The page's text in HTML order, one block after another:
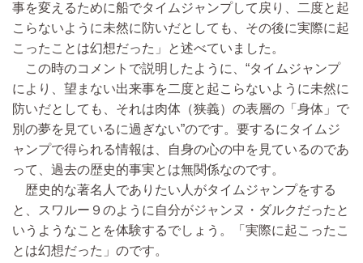
事を変えるために船でタイムジャンプして戻り、二度と起
こらないように未然に防いだとしても、その後に実際に起
こったことは幻想だった」と述べていました。
この時のコメントで説明したように、“タイムジャンプ
により、望まない出来事を二度と起こらないように未然に
防いだとしても、それは肉体（狭義）の表層の「身体」で
別の夢を見ているに過ぎない”のです。要するにタイムジ
ャンプで得られる情報は、自身の心の中を見ているのであ
って、過去の歴史的事実とは無関係なのです。
歴史的な著名人でありたい人がタイムジャンプをする
と、スワルー９のように自分がジャンヌ・ダルクだったと
いうようなことを体験するでしょう。「実際に起こったこ
とは幻想だった」のです。